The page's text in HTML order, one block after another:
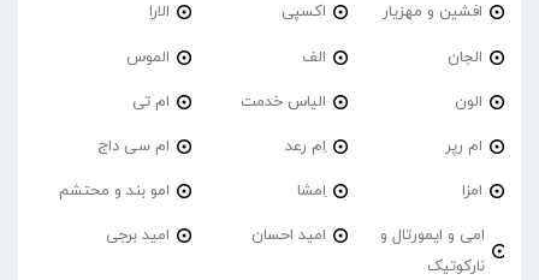
افشین و مهزیار اکسپی الارا
الجان الف الموس
الون الیاس خدمت ام تی
ام رپر اِم رعد ام سی داج
امزا اِمشا امو بند و محتشم
امی و ایمورتال و
نارکوتیک
امید احسان امید برجی